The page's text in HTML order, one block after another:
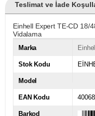
Teslimat ve İade
Einhell Expert TE-CD 18/
Vidalama
Marka Einhell
Stok Kodu
Model
EAN Kodu
Barkod